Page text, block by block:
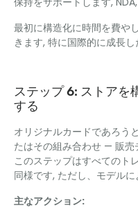
最初に構造化に時間を費や
きます, 特に国際的に成長
ステップ 6: ストアを
する
オリジナルカードであろう
たはその組み合わせ — 販売
このステップはすべてのト
同様です, ただし、モデル
主なアクション: